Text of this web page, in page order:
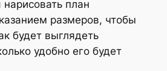
план
размеров, чтобы
будет выглядеть
удобно его будет